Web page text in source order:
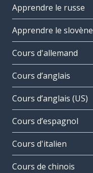
Apprendre le russe
Apprendre le slovène
Cours d'allemand
Cours d’anglais
Cours d’anglais (US)
Cours d’espagnol
Cours d'italien
Cours de chinois